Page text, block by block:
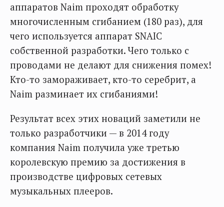
аппаратов Naim проходят обработку
многочисленным сгибанием (180 раз), для
чего используется аппарат SNAIC
собственной разработки. Чего только с
проводами не делают для снижения помех!
Кто-то замораживает, кто-то серебрит, а
Naim разминает их сгибаниями!
Результат всех этих новаций заметили не
только разработчики — в 2014 году
компания Naim получила уже третью
королевскую премию за достижения в
производстве цифровых сетевых
музыкальных плееров.